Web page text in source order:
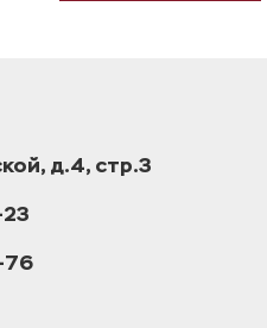
д.4, стр.3
76